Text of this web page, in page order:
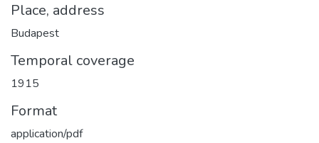
Place, address
Budapest
Temporal coverage
1915
Format
application/pdf